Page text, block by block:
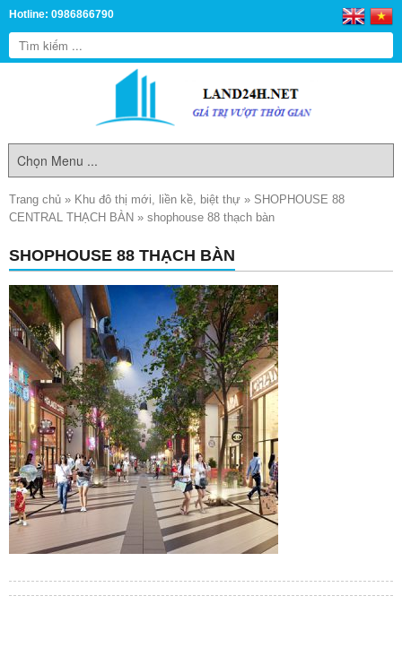
Hotline: 0986866790
Trang chủ » Khu đô thị mới, liền kề, biệt thự » SHOPHOUSE 88
CENTRAL THẠCH BÀN » shophouse 88 thạch bàn
SHOPHOUSE 88 THẠCH BÀN